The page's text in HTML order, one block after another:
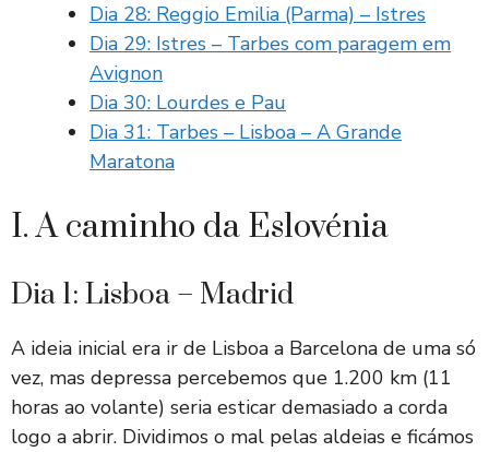
Dia 28: Reggio Emilia (Parma) – Istres
Dia 29: Istres – Tarbes com paragem em
Avignon
Dia 30: Lourdes e Pau
Dia 31: Tarbes – Lisboa – A Grande
Maratona
I. A caminho da Eslovénia
Dia 1: Lisboa – Madrid
A ideia inicial era ir de Lisboa a Barcelona de uma só
vez, mas depressa percebemos que 1.200 km (11
horas ao volante) seria esticar demasiado a corda
logo a abrir. Dividimos o mal pelas aldeias e ficámos